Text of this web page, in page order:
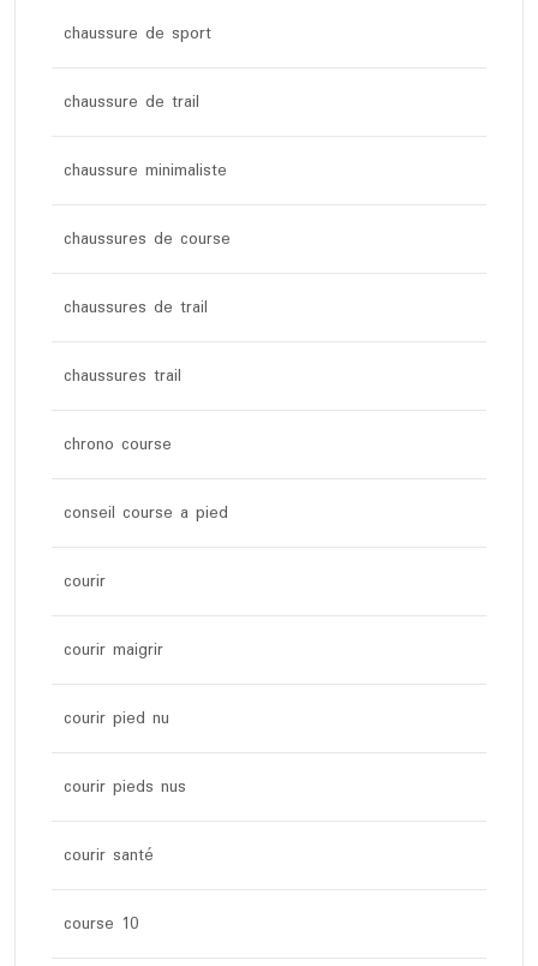
chaussure de sport
chaussure de trail
chaussure minimaliste
chaussures de course
chaussures de trail
chaussures trail
chrono course
conseil course a pied
courir
courir maigrir
courir pied nu
courir pieds nus
courir santé
course 10